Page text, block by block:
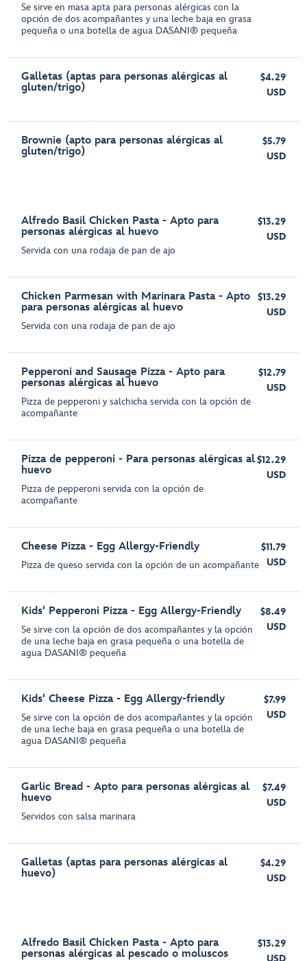
Se sirve en masa apta para personas alérgicas con la
opción de dos acompañantes y una leche baja en grasa
pequeña o una botella de agua DASANI® pequeña
Galletas (aptas para personas alérgicas al
gluten/trigo)
$4.29
USD
Brownie (apto para personas alérgicas al
gluten/trigo)
$5.79
USD
Alfredo Basil Chicken Pasta - Apto para
personas alérgicas al huevo
Servida con una rodaja de pan de ajo
$13.29
USD
Chicken Parmesan with Marinara Pasta - Apto
para personas alérgicas al huevo
Servida con una rodaja de pan de ajo
$13.29
USD
Pepperoni and Sausage Pizza - Apto para
personas alérgicas al huevo
Pizza de pepperoni y salchicha servida con la opción de
acompañante
$12.79
USD
Pizza de pepperoni - Para personas alérgicas al
huevo
Pizza de pepperoni servida con la opción de
acompañante
$12.29
USD
Cheese Pizza - Egg Allergy-Friendly
Pizza de queso servida con la opción de un acompañante
$11.79
USD
Kids' Pepperoni Pizza - Egg Allergy-Friendly
Se sirve con la opción de dos acompañantes y la opción
de una leche baja en grasa pequeña o una botella de
agua DASANI® pequeña
$8.49
USD
Kids' Cheese Pizza - Egg Allergy-friendly
Se sirve con la opción de dos acompañantes y la opción
de una leche baja en grasa pequeña o una botella de
agua DASANI® pequeña
$7.99
USD
Garlic Bread - Apto para personas alérgicas al
huevo
Servidos con salsa marinara
$7.49
USD
Galletas (aptas para personas alérgicas al
huevo)
$4.29
USD
Alfredo Basil Chicken Pasta - Apto para
personas alérgicas al pescado o moluscos
$13.29
USD